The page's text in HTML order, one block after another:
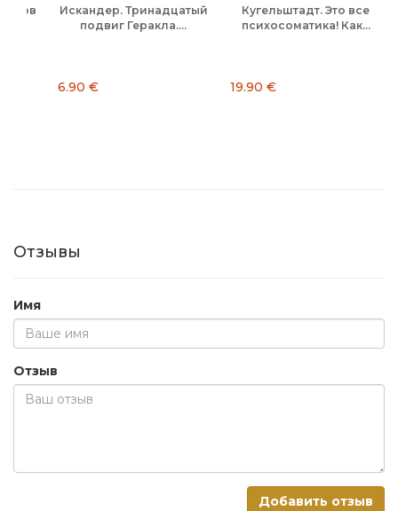
Искандер. Тринадцатый
подвиг Геракла....
6.90 €
Кугельштадт. Это все
психосоматика! Как...
19.90 €
Отзывы
Имя
Отзыв
Добавить отзыв